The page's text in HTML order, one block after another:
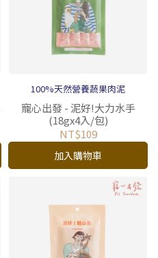
100%天然營養蔬果肉泥
寵心出發 - 泥好!大力水手
(18gx4入/包)
NT$109
加入購物車